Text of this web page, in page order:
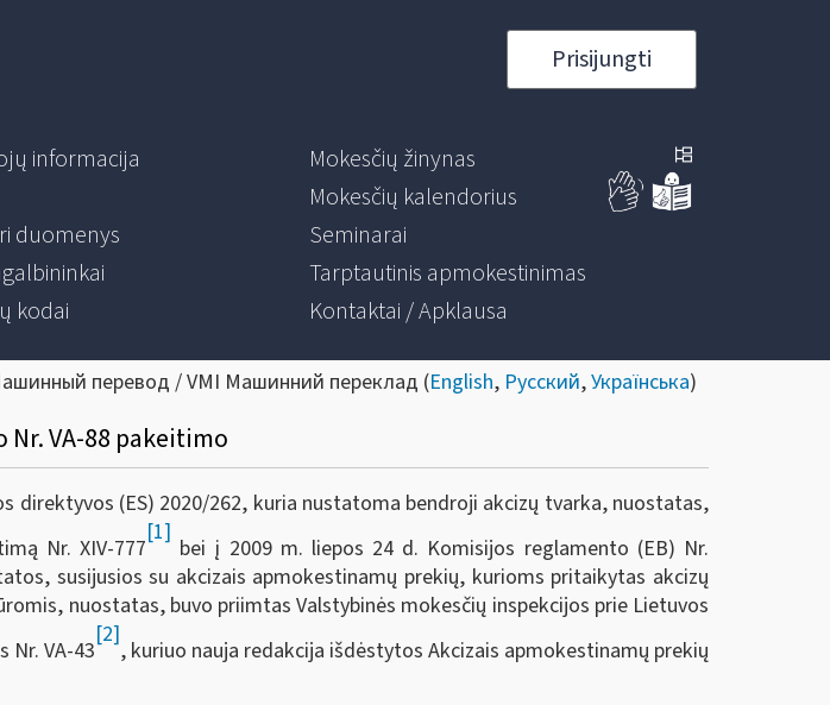
Prisijungti
informacija
duomenys
kodai
Mokesčių žinynas
Mokesčių kalendorius
Seminarai
Tarptautinis apmokestinimas
Kontaktai / Apklausa
перевод / VMI Машинний переклад (English, Русский,Українська)
Nr. VA-88 pakeitimo
direktyvos (ES) 2020/262, kuria nustatoma bendroji akcizų tvarka, nuostatas,
Nr. XIV-777
[1]
bei į 2009 m. liepos 24 d. Komisijos reglamento (EB) Nr.
susijusios su akcizais apmokestinamų prekių, kurioms pritaikytas akcizų
nuostatas, buvo priimtas Valstybinės mokesčių inspekcijos prie Lietuvos
Nr. VA-43
[2]
, kuriuo nauja redakcija išdėstytos Akcizais apmokestinamų prekių